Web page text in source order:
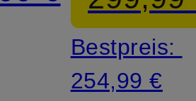
Bestpreis:
254,99 €